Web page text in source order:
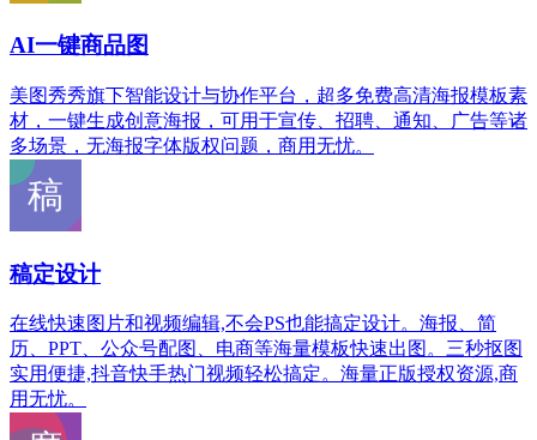
AI一键商品图
美图秀秀旗下智能设计与协作平台，超多免费高清海报模板素
材，一键生成创意海报，可用于宣传、招聘、通知、广告等诸
多场景，无海报字体版权问题，商用无忧。
稿定设计
在线快速图片和视频编辑,不会PS也能搞定设计。海报、简
历、PPT、公众号配图、电商等海量模板快速出图。三秒抠图
实用便捷,抖音快手热门视频轻松搞定。海量正版授权资源,商
用无忧。